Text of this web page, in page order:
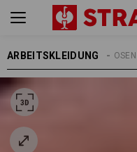
ARBEITSKLEIDUNGARBEITSHOSEN
HERREN